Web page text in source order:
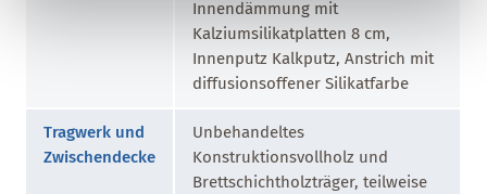
Innendämmung mit
Kalziumsilikatplatten 8 cm,
Innenputz Kalkputz, Anstrich mit
diffusionsoffener Silikatfarbe
Tragwerk und
Zwischendecke
Unbehandeltes
Konstruktionsvollholz und
Brettschichtholzträger, teilweise